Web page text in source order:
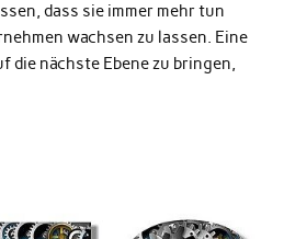
dass sie immer mehr tun
wachsen zu lassen. Eine
die nächste Ebene zu bringen,